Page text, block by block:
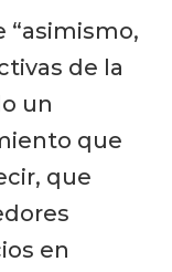
“asimismo,
de la
un
que
que
en